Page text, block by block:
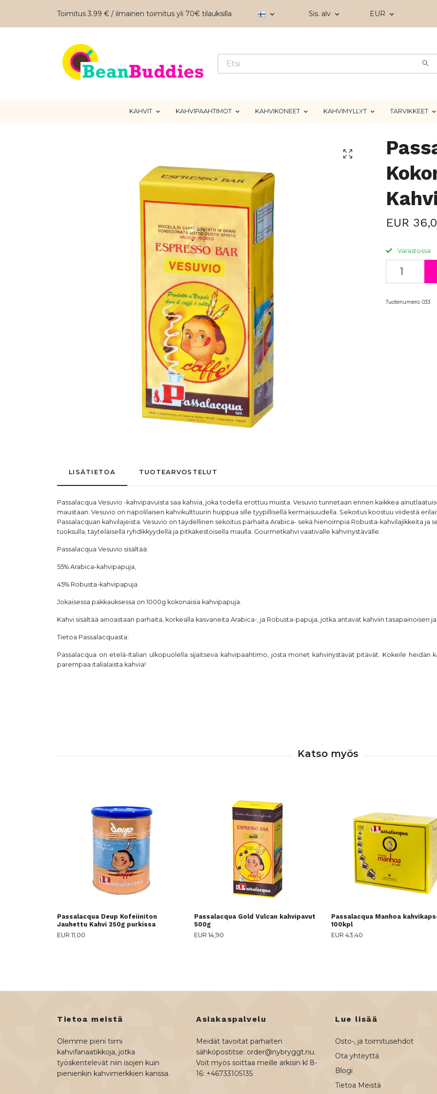
Toimitus 3.99 € / ilmainen toimitus yli 70€ tilauksilla Sis. alv EUR
KAHVIT KAHVIPAAHTIMOT KAHVIKONEET KAHVIMYLLYT TARVIKKEET
EUR
Varastossa
Tuotenumero: 033
LISÄTIETOA TUOTEARVOSTELUT
Passalacqua Vesuvio -kahvipavuista saa kahvia, joka todella erottuu muista. Vesuvio tunnetaan ennen kaikkea
maustaan. Vesuvio on napolilaisen kahvikulttuurin huippua sille tyypillisellä kermaisuudella. Sekoitus koostuu viidestä
Passalacquan kahvilajeista. Vesuvio on täydellinen sekoitus parhaita Arabica- sekä hienoimpia Robusta-kahvilajikkeita ja
tuoksulla, täyteläisellä ryhdikkyydellä ja pitkäkestoisella maulla. Gourmetkahvi vaativalle kahvinystävälle.
Passalacqua Vesuvio sisältää:
55% Arabica-kahvipapuja,
45% Robusta-kahvipapuja
Jokaisessa pakkauksessa on 1000g kokonaisia kahvipapuja
Kahvi sisältää ainoastaan parhaita, korkealla kasvaneita Arabica-, ja Robusta-papuja, jotka antavat kahviin tasapainoisen
Tietoa Passalacquasta:
Passalacqua on etelä-Italian ulkopuolella sijaitseva kahvipaahtimo, josta monet kahvinystävät pitävät. Kokeile heidän
parempaa italialaista kahvia!
Passalacqua Deup Kofeiiniton
Jauhettu Kahvi 250g purkissa
EUR 11,00
Passalacqua Gold Vulcan kahvipavut
500g
EUR 14,90
Passalacqua Manhoa
100kpl
EUR 43,40
Tietoa meistä
Olemme pieni tiimi
kahvifanaatikkoja, jotka
työskentelevät niin isojen kuin
pienienkin kahvimerkkien kanssa.
Asiakaspalvelu
Meidät tavoitat parhaiten
sähköpostitse: order@nybryggt.nu.
Voit myös soittaa meille arkisin kl 8-
16: +46733105135
Lue lisää
Osto-, ja toimitusehdot
Ota yhteyttä
Blogi
Tietoa Meistä